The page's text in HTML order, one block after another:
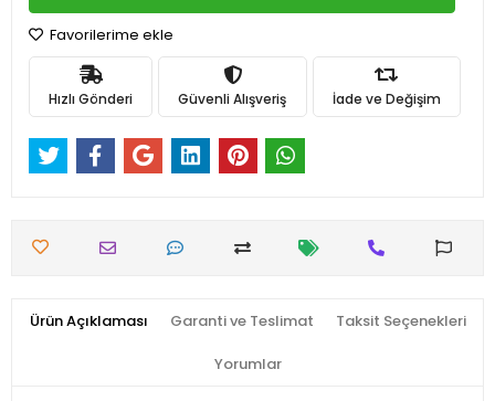
Favorilerime ekle
Hızlı Gönderi Güvenli Alışveriş İade ve Değişim
Ürün Açıklaması Garanti ve Teslimat Taksit Seçenekleri
Yorumlar